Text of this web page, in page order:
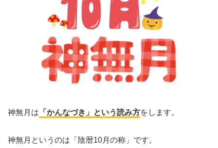
神無月は 「かんなづき」という読み方をします。
神無月というのは「陰暦10月の称」です。